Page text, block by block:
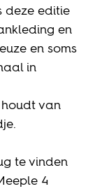
deze editie
en
en soms
in
van
te vinden
4